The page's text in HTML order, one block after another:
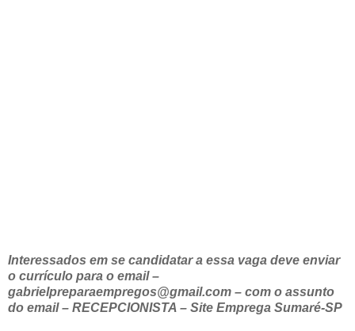
Interessados em se candidatar a essa vaga deve enviar
o currículo para o email –
gabrielpreparaempregos@gmail.com – com o assunto
do email – RECEPCIONISTA – Site Emprega Sumaré-SP